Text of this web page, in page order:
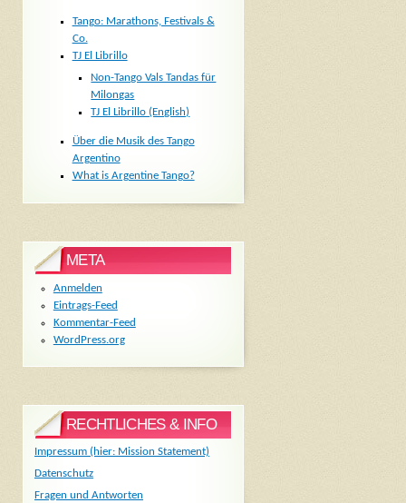
Tango: Marathons, Festivals &
Co.
TJ El Librillo
Non-Tango Vals Tandas für
Milongas
TJ El Librillo (English)
Über die Musik des Tango
Argentino
What is Argentine Tango?
META
Anmelden
Eintrags-Feed
Kommentar-Feed
WordPress.org
RECHTLICHES & INFO
Impressum (hier: Mission Statement)
Datenschutz
Fragen und Antworten